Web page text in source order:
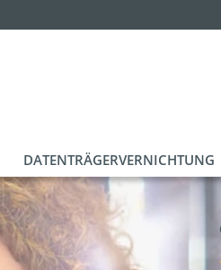
DATENTRÄGERVERNICHTUNG